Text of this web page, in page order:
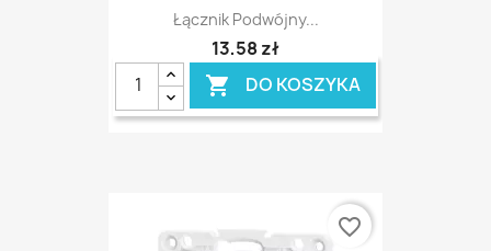
Łącznik Podwójny...
13,58 zł
 DO KOSZYKA
favorite_border